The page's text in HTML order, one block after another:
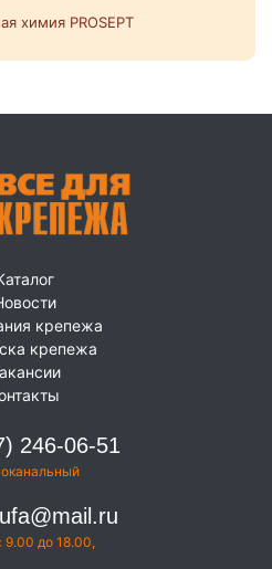
химия PROSEPT
крепежа
крепежа
246-06-51
9.00 до 18.00,